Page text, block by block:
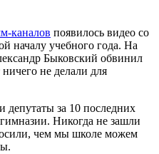
каналов появилось видео со
началу учебного года. На
Быковский обвинил
не делали для
депутаты за 10 последних
Никогда не зашли
чем мы школе можем